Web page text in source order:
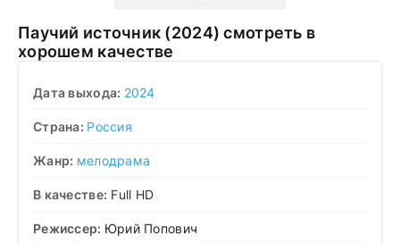
Паучий источник (2024) смотреть в
хорошем качестве
Дата выхода: 2024
Страна: Россия
Жанр: мелодрама
В качестве: Full HD
Режиссер: Юрий Попович